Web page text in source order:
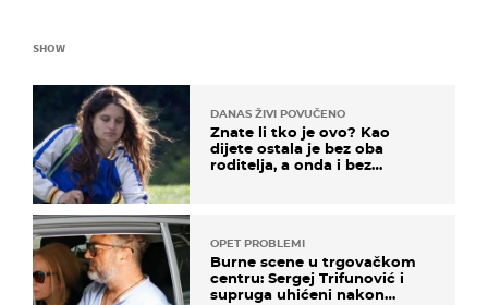
SHOW
DANAS ŽIVI POVUČENO
Znate li tko je ovo? Kao
dijete ostala je bez oba
roditelja, a onda i bez
OPET PROBLEMI
Burne scene u trgovačkom
centru: Sergej Trifunović i
supruga uhićeni nakon